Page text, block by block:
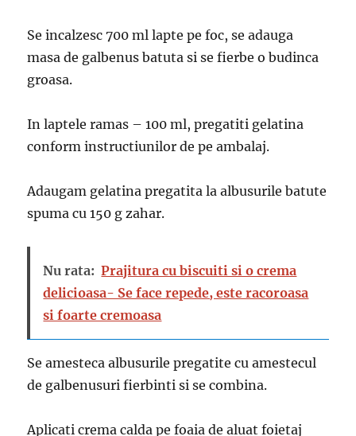
Se incalzesc 700 ml lapte pe foc, se adauga
masa de galbenus batuta si se fierbe o budinca
groasa.
In laptele ramas – 100 ml, pregatiti gelatina
conform instructiunilor de pe ambalaj.
Adaugam gelatina pregatita la albusurile batute
spuma cu 150 g zahar.
Nu rata: Prajitura cu biscuiti si o crema
delicioasa- Se face repede, este racoroasa
si foarte cremoasa
Se amesteca albusurile pregatite cu amestecul
de galbenusuri fierbinti si se combina.
Aplicati crema calda pe foaia de aluat foietaj